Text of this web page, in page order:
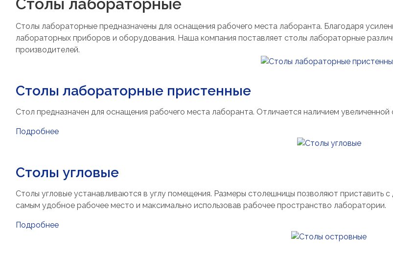
Столы лабораторные
Столы лабораторные предназначены для оснащения рабочего места лаборанта. Благодаря
лабораторных приборов и оборудования. Наша компания поставляет столы лабораторные
производителей.
Столы лабораторные пристенные
Стол предназначен для оснащения рабочего места лаборанта. Отличается наличием
Подробнее
Столы угловые
Столы угловые устанавливаются в углу помещения. Размеры столешницы позволяют приставить
самым удобное рабочее место и максимально использовав рабочее пространство лаборатории.
Подробнее